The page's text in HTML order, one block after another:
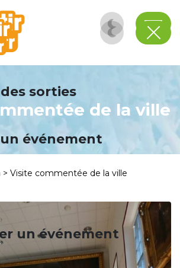
sorties
événement
un événement
de la ville
> Visite commentée de la ville
des cookies